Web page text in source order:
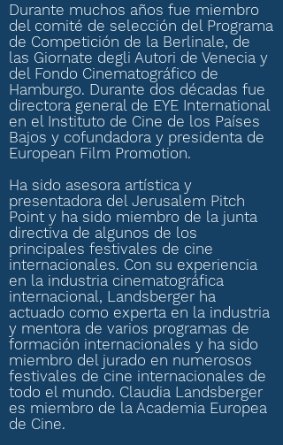
Durante muchos años fue miembro
del comité de selección del Programa
de Competición de la Berlinale, de
las Giornate degli Autori de Venecia y
del Fondo Cinematográfico de
Hamburgo. Durante dos décadas fue
directora general de EYE International
en el Instituto de Cine de los Países
Bajos y cofundadora y presidenta de
European Film Promotion.
Ha sido asesora artística y
presentadora del Jerusalem Pitch
Point y ha sido miembro de la junta
directiva de algunos de los
principales festivales de cine
internacionales. Con su experiencia
en la industria cinematográfica
internacional, Landsberger ha
actuado como experta en la industria
y mentora de varios programas de
formación internacionales y ha sido
miembro del jurado en numerosos
festivales de cine internacionales de
todo el mundo. Claudia Landsberger
es miembro de la Academia Europea
de Cine.